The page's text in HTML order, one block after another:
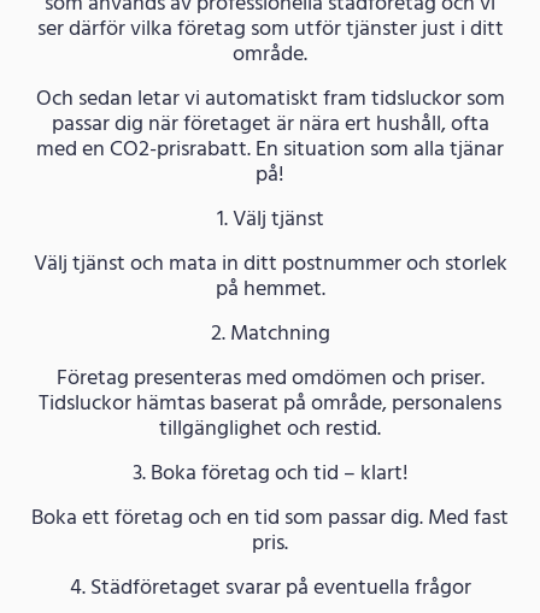
ser därför vilka företag som utför tjänster just i ditt
område.
Och sedan letar vi automatiskt fram tidsluckor som
passar dig när företaget är nära ert hushåll, ofta
med en CO2-prisrabatt. En situation som alla tjänar
på!
1. Välj tjänst
Välj tjänst och mata in ditt postnummer och storlek
på hemmet.
2. Matchning
Företag presenteras med omdömen och priser.
Tidsluckor hämtas baserat på område, personalens
tillgänglighet och restid.
3. Boka företag och tid – klart!
Boka ett företag och en tid som passar dig. Med fast
pris.
4. Städföretaget svarar på eventuella frågor